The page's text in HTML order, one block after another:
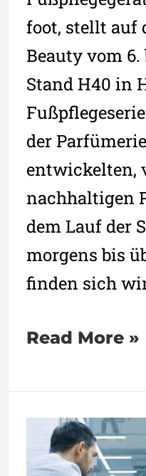
foot, stellt auf
Beauty vom
Stand H40 in
der
entwickelten,
nachhaltigen
dem Lauf der
morgens bis
finden sich
Read More »
kalkuliert